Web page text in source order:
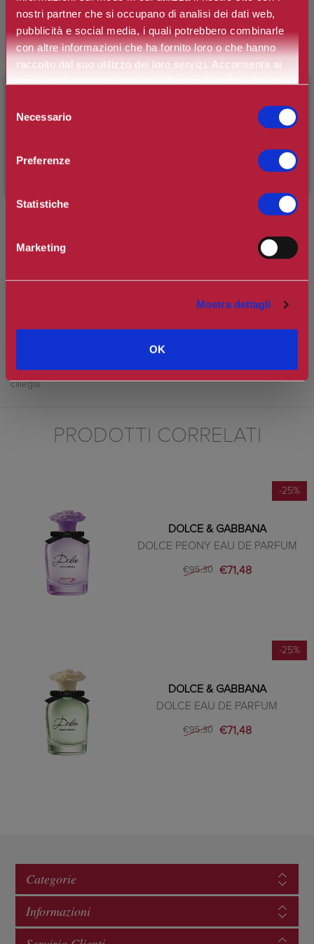
nostri partner che si occupano di analisi dei dati web,
pubblicità e social media, i quali potrebbero combinarle
con altre informazioni che ha fornito loro o che hanno
raccolto dal suo utilizzo dei loro servizi. Acconsenta ai
nostri cookie se continua ad utilizzare il nostro sito web.
delNecessario
Preferenze
Statistiche
Marketing
Mostra dettagli
OK
Spedizione in Italia gratuita se il carrello supera i 60€
Ottieni 6 punti Camilleri Fidelity Card -Regolamento
Si tratta della prima recensione per questo prodotto
Q by Dolce&Gabbana Eau de Parfum Intense: l'originale fragranza Q
by Dolce&Gabbana si fa ancora più audace nella nuova versione
Eau de Parfum Intense. La nota calda della ciliegia scura si mescola
Il flacone della nuova fragranza ricorda quello dell'originale Q by
Dolce&Gabbana sia nel tappo, che raffigura una corona regale in oro
e rosso, sia nel vetro che racchiude l'essenza di un deciso color
ciliegia
PRODOTTI CORRELATI
-25%
DOLCE & GABBANA
DOLCE PEONY EAU DE PARFUM
€95,30 €71,48
-25%
DOLCE & GABBANA
DOLCE EAU DE PARFUM
€95,30 €71,48
Categorie
Informazioni
e usufruisci dello
inserendo il codice